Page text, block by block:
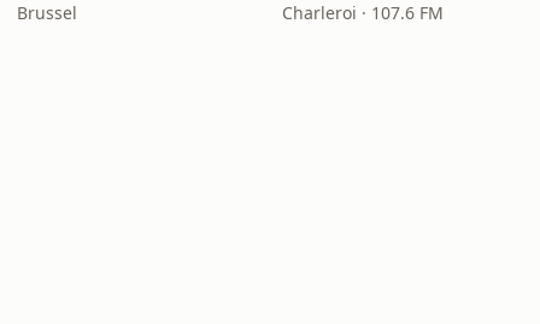
Brussel Charleroi · 107.6 FM